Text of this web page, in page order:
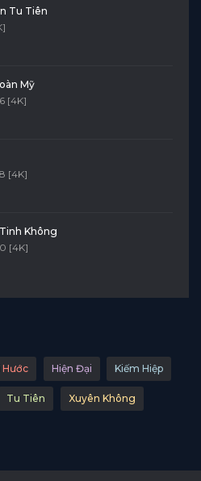
Tu Tiên
Mỹ
[4K]
[4K]
Không
[4K]
Hước Hiện Đại Kiếm Hiệp
Tu Tiên Xuyên Không